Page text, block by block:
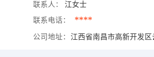
联系人： 江女士
联系电话： ****
公司地址： 江西省南昌市高新开发区